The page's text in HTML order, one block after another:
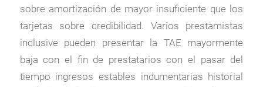
sobre amortización de mayor insuficiente que los
tarjetas sobre credibilidad. Varios prestamistas
inclusive pueden presentar la TAE mayormente
baja con el fin de prestatarios con el pasar del
tiempo ingresos estables indumentarias historial